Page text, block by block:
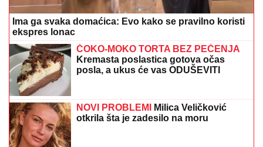
Ima ga svaka domaćica: Evo kako se pravilno koristi
ekspres lonac
ČOKO-MOKO TORTA BEZ PEČENJA
Kremasta poslastica gotova očas
posla, a ukus će vas ODUŠEVITI
NOVI PROBLEMI
Milica Veličković
otkrila šta je zadesilo na moru